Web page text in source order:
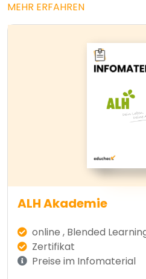
MEHR ERFAHREN
ALH Akademie
online , Blended
Zertifikat
Preise im Infomaterial